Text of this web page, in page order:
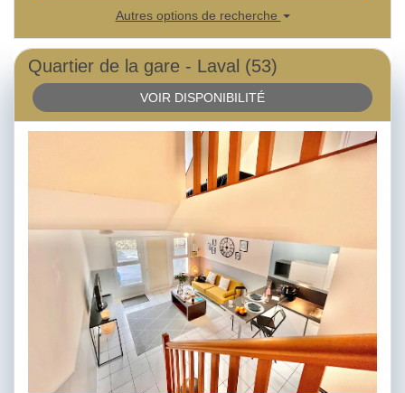
Autres options de recherche
Quartier de la gare - Laval (53)
VOIR DISPONIBILITÉ